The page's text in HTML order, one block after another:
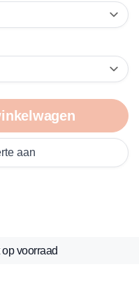
aan
op voorraad